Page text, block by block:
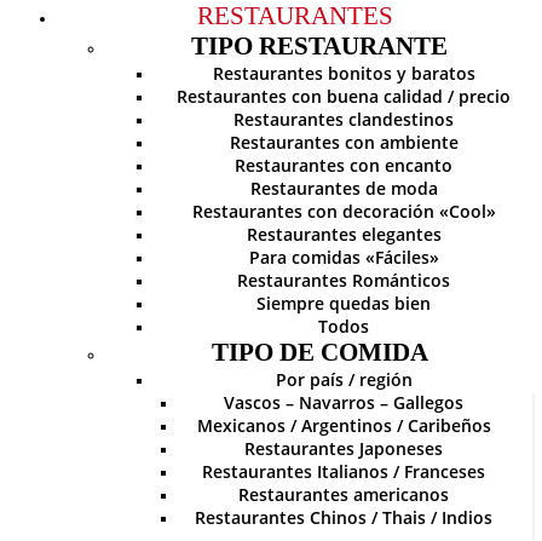
RESTAURANTES
TIPO RESTAURANTE
Restaurantes bonitos y baratos
Restaurantes con buena calidad / precio
Restaurantes clandestinos
Restaurantes con ambiente
Restaurantes con encanto
Restaurantes de moda
Restaurantes con decoración «Cool»
Restaurantes elegantes
Para comidas «Fáciles»
Restaurantes Románticos
Siempre quedas bien
Todos
TIPO DE COMIDA
Por país / región
Vascos – Navarros – Gallegos
Mexicanos / Argentinos / Caribeños
Restaurantes Japoneses
Restaurantes Italianos / Franceses
Restaurantes americanos
Restaurantes Chinos / Thais / Indios